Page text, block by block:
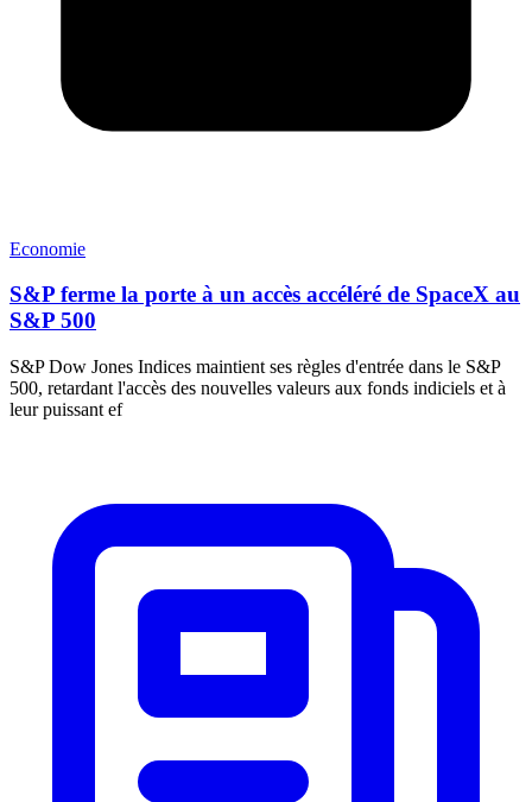
Economie
S&P ferme la porte à un accès accéléré de SpaceX au
S&P 500
S&P Dow Jones Indices maintient ses règles d'entrée dans le S&P
500, retardant l'accès des nouvelles valeurs aux fonds indiciels et à
leur puissant ef